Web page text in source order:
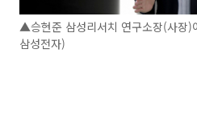
▲승현준 삼성리서치 연구소장(사장)
삼성전자)